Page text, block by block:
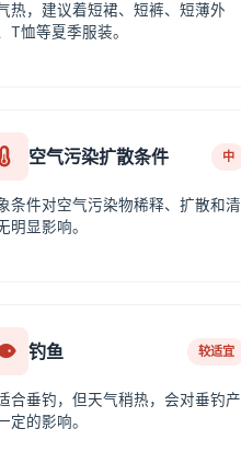
热，建议着短裙、短裤、短薄外
T恤等夏季服装。
空气污染扩散条件 中
条件对空气污染物稀释、扩散和清
明显影响。
钓鱼 较适宜
合垂钓，但天气稍热，会对垂钓产
定的影响。